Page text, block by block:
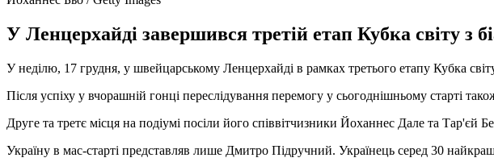
У Ленцерхайді завершився третій етап Кубка світу з
У неділю, 17 грудня, у швейцарському Ленцерхайді в рамках третього етапу Кубка
Після успіху у вчорашній гонці переслідування перемогу у сьогоднішньому старті
Друге та третє місця на подіумі посіли його співвітчизники Йоханнес Дале та Тар'єй
Україну в мас-старті представляв лише Дмитро Підручний. Українець серед 30